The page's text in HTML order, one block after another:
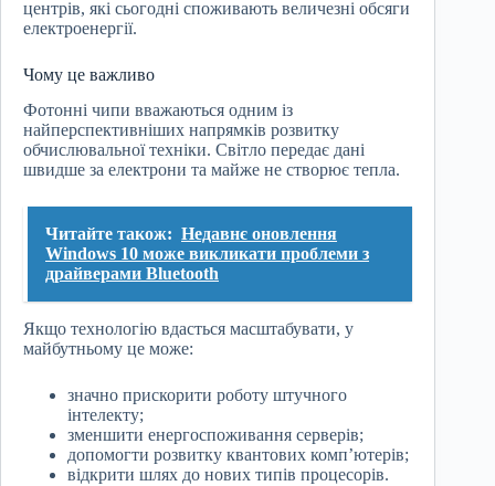
центрів, які сьогодні споживають величезні обсяги
електроенергії.
Чому це важливо
Фотонні чипи вважаються одним із
найперспективніших напрямків розвитку
обчислювальної техніки. Світло передає дані
швидше за електрони та майже не створює тепла.
Читайте також: Недавнє оновлення
Windows 10 може викликати проблеми з
драйверами Bluetooth
Якщо технологію вдасться масштабувати, у
майбутньому це може:
значно прискорити роботу штучного
інтелекту;
зменшити енергоспоживання серверів;
допомогти розвитку квантових комп’ютерів;
відкрити шлях до нових типів процесорів.